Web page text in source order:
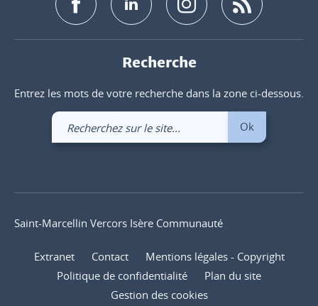
Recherche
Entrez les mots de votre recherche dans la zone ci-dessous.
Recherchez
sur
Ok
Saint-Marcellin Vercors Isère Communauté
Extranet Contact
Mentions légales - Copyright
Politique de confidentialité
Plan du site
Gestion des cookies